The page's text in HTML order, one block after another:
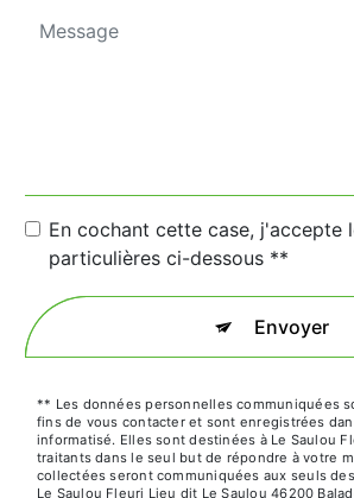
En cochant cette case, j'accepte
particulières ci-dessous **
Envoyer
** Les données personnelles communiquées
fins de vous contacter et sont enregistrées
informatisé. Elles sont destinées à Le Saulou
traitants dans le seul but de répondre à votre
collectées seront communiquées aux seuls
Le Saulou Fleuri Lieu dit Le Saulou 46200